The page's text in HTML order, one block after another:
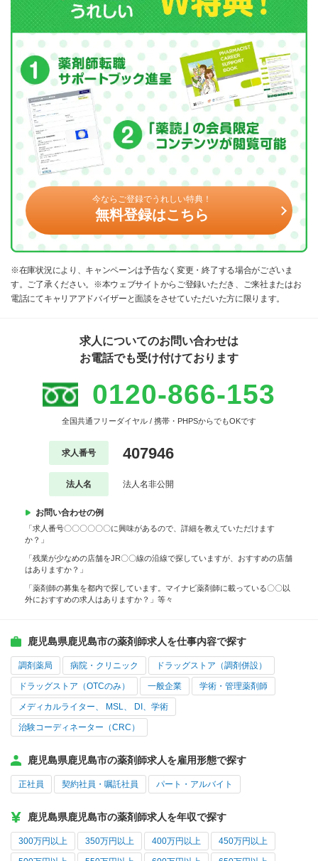
今ならご登録でうれしい特典！
無料登録はこちら
※在庫状況により、キャンペーンは予告なく変更・終了する場合がございま
す。ご了承ください。※本ウェブサイトからご登録いただき、ご来社またはお
電話にてキャリアアドバイザーと面談をさせていただいた方に限ります。
求人についてのお問い合わせは
お電話でも受け付けております
0120-866-153
全国共通フリーダイヤル / 携帯・PHPSからでもOKです
求人番号 407946
法人名 法人名非公開
お問い合わせの例
「求人番号〇〇〇〇〇〇に興味があるので、詳細を教えていただけます
か？」
「残業が少なめの店舗をJR〇〇線の沿線で探していますが、おすすめの店舗
はありますか？」
「薬剤師の募集を都内で探しています。マイナビ薬剤師に載っている〇〇以
外におすすめの求人はありますか？」等々
鹿児島県鹿児島市の薬剤師求人を仕事内容で探す
調剤薬局 病院・クリニック ドラッグストア（調剤併設）
ドラッグストア（OTCのみ） 一般企業 学術・管理薬剤師
メディカルライター、 MSL、 DI、学術
治験コーディネーター（CRC）
鹿児島県鹿児島市の薬剤師求人を雇用形態で探す
正社員 契約社員・嘱託社員 パート・アルバイト
鹿児島県鹿児島市の薬剤師求人を年収で探す
300万円以上 350万円以上 400万円以上 450万円以上